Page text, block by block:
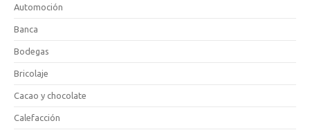
Automoción
Banca
Bodegas
Bricolaje
Cacao y chocolate
Calefacción